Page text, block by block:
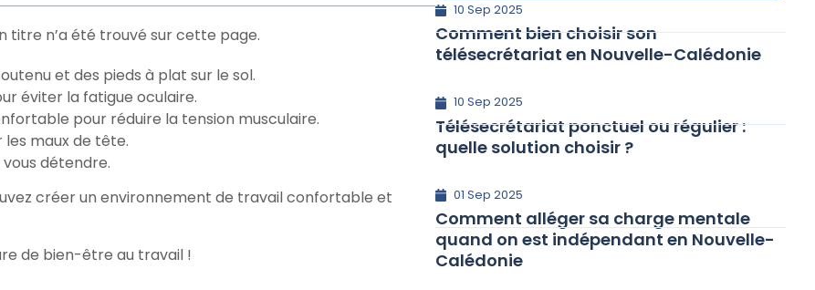
titre n’a été trouvé sur cette page.
et des pieds à plat sur le sol.
éviter la fatigue oculaire.
pour réduire la tension musculaire.
maux de tête.
détendre.
créer un environnement de travail confortable et
de bien-être au travail !
10 Sep 2025
Comment bien choisir son
télésecrétariat en Nouvelle-Calédonie
10 Sep 2025
Télésecrétariat ponctuel ou régulier :
quelle solution choisir ?
01 Sep 2025
Comment alléger sa charge mentale
quand on est indépendant en Nouvelle-
Calédonie